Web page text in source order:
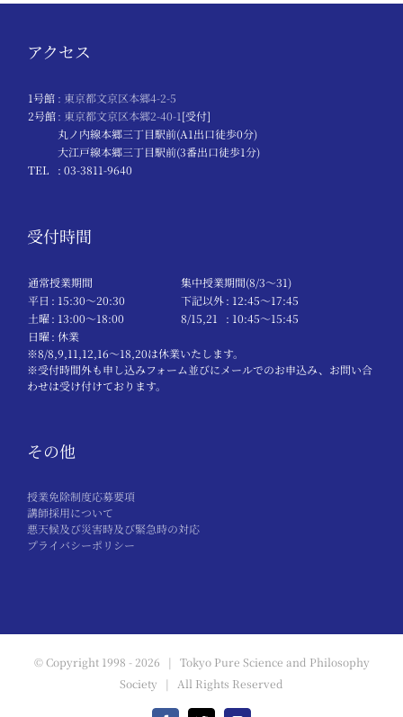
アクセス
1号館 : 東京都文京区本郷4-2-5
2号館: 東京都文京区本郷2-40-1[受付]
丸ノ内線本郷三丁目駅前(A1出口徒歩0分)
大江戸線本郷三丁目駅前(3番出口徒歩1分)
TEL
: 03-3811-9640
受付時間
通常授業期間
集中授業期間(8/3～31)
平日 : 15:30〜20:30 下記以外: 12:45〜17:45
土曜: 13:00〜18:00 8/15,21
: 10:45〜15:45
日曜: 休業
※8/8,9,11,12,16～18,20は休業いたします。
※受付時間外も申し込みフォーム並びにメールでのお申込み、お問い合
わせは受け付けております。
その他
授業免除制度応募要項
講師採用について
悪天候及び災害時及び緊急時の対応
プライバシーポリシー
© Copyright 1998 - 2026 | Tokyo Pure Science and Philosophy
Society | All Rights Reserved